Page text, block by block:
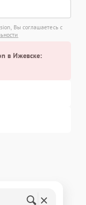
Вы соглашаетесь с
в Ижевске: